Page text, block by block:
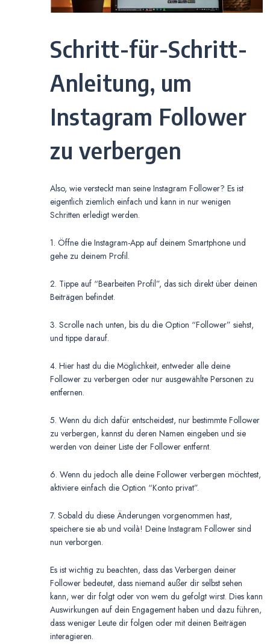
Schritt-für-Schritt-
Anleitung, um
Instagram Follower
zu verbergen
Also, wie versteckt man seine Instagram Follower? Es ist
eigentlich ziemlich einfach und kann in nur wenigen
Schritten erledigt werden.
1. Öffne die Instagram-App auf deinem Smartphone und
gehe zu deinem Profil.
2. Tippe auf “Bearbeiten Profil”, das sich direkt über deinen
Beiträgen befindet.
3. Scrolle nach unten, bis du die Option “Follower” siehst,
und tippe darauf.
4. Hier hast du die Möglichkeit, entweder alle deine
Follower zu verbergen oder nur ausgewählte Personen zu
entfernen.
5. Wenn du dich dafür entscheidest, nur bestimmte Follower
zu verbergen, kannst du deren Namen eingeben und sie
werden von deiner Liste der Follower entfernt.
6. Wenn du jedoch alle deine Follower verbergen möchtest,
aktiviere einfach die Option “Konto privat”.
7. Sobald du diese Änderungen vorgenommen hast,
speichere sie ab und voilà! Deine Instagram Follower sind
nun verborgen.
Es ist wichtig zu beachten, dass das Verbergen deiner
Follower bedeutet, dass niemand außer dir selbst sehen
kann, wer dir folgt oder von wem du gefolgt wirst. Dies kann
Auswirkungen auf dein Engagement haben und dazu führen,
dass weniger Leute dir folgen oder mit deinen Beiträgen
interagieren.